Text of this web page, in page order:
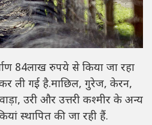
84लाख रुपये से किया जा रहा
ली गई है.माछिल, गुरेज, केरन,
उरी और उत्तरी कश्मीर के अन्य
स्थापित की जा रही हैं.